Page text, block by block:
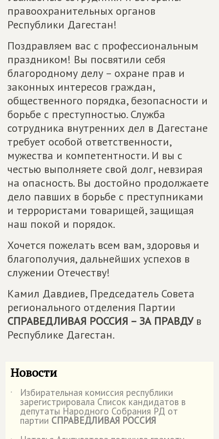
правоохранительных органов
Республики Дагестан!
Поздравляем вас с профессиональным
праздником! Вы посвятили себя
благородному делу – охране прав и
законных интересов граждан,
общественного порядка, безопасности и
борьбе с преступностью. Служба
сотрудника внутренних дел в Дагестане
требует особой ответственности,
мужества и компетентности. И вы с
честью выполняете свой долг, невзирая
на опасность. Вы достойно продолжаете
дело павших в борьбе с преступниками
и террористами товарищей, защищая
наш покой и порядок.
Хочется пожелать всем вам, здоровья и
благополучия, дальнейших успехов в
служении Отечеству!
Камил Давдиев, Председатель Совета
регионального отделения Партии
СПРАВЕДЛИВАЯ РОССИЯ – ЗА ПРАВДУв
Республике Дагестан.
Новости
˙ Избирательная комиссия республики
зарегистрировала Список кандидатов в
депутаты Народного Собрания РД от
партии СПРАВЕДЛИВАЯ РОССИЯ